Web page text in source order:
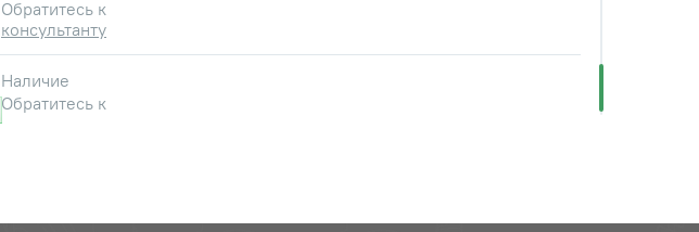
Обратитесь к
консультанту
Наличие
Обратитесь к
консультанту